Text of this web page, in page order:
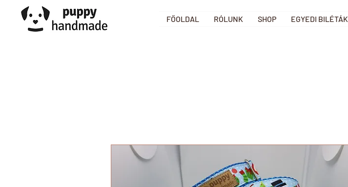
FŐOLDAL RÓLUNK SHOP EGYEDI BILÉTÁK